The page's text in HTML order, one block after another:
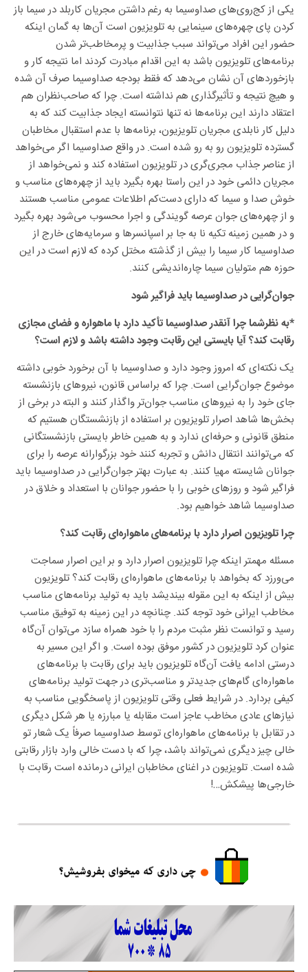
یکی از کج‌روی‌های صداوسیما به رغم داشتن مجریان کاربلد در سیما باز
کردن پای چهره‌های سینمایی به تلویزیون است آن‌ها به گمان اینکه
حضور این افراد می‌تواند سبب جذابیت و پرمخاطب‌تر شدن
برنامه‌های تلویزیون باشد به این اقدام مبادرت کردند اما نتیجه کار و
بازخوردهای آن نشان می‌دهد که فقط بودجه صداوسیما صرف آن شده
و هیچ نتیجه و تأثیرگذاری هم نداشته است. چرا که صاحب‌نظران هم
اعتقاد دارند این برنامه‌ها نه تنها نتوانسته ایجاد جذابیت کند که به
دلیل کار نابلدی مجریان تلویزیون، برنامه‌ها با عدم استقبال مخاطبان
گسترده تلویزیون رو به رو شده است. در واقع صداوسیما اگر می‌خواهد
از عناصر جذاب مجری‌گری در تلویزیون استفاده کند و نمی‌خواهد از
مجریان دائمی خود در این راستا بهره بگیرد باید از چهره‌های مناسب و
خوش صدا و سیما که دارای دست‌کم اطلاعات عمومی مناسب هستند
و از چهره‌های جوان عرصه گویندگی و اجرا محسوب می‌شود بهره بگیرد
و در همین زمینه تکیه نا به جا بر اسپانسرها و سرمایه‌های خارج از
صداوسیما کار سیما را بیش از گذشته مختل کرده که لازم است در این
حوزه هم متولیان سیما چاره‌اندیشی کنند.
جوان‌گرایی در صداوسیما باید فراگیر شود
*به نظرشما چرا آنقدر صداوسیما تأکید دارد با ماهواره و فضای مجازی
رقابت کند؟ آیا بایستی این رقابت وجود داشته باشد و لازم است؟
یک نکته‌ای که امروز وجود دارد و صداوسیما با آن برخورد خوبی داشته
موضوع جوان‌گرایی است. چرا که براساس قانون، نیروهای بازنشسته
جای خود را به نیروهای مناسب جوان‌تر واگذار کنند و البته در برخی از
بخش‌ها شاهد اصرار تلویزیون بر استفاده از بازنشستگان هستیم که
منطق قانونی و حرفه‌ای ندارد و به همین خاطر بایستی بازنشستگانی
که می‌توانند انتقال دانش و تجربه کنند خود بزرگوارانه عرصه را برای
جوانان شایسته مهیا کنند. به عبارت بهتر جوان‌گرایی در صداوسیما باید
فراگیر شود و روزهای خوبی را با حضور جوانان با استعداد و خلاق در
صداوسیما شاهد خواهیم بود.
چرا تلویزیون اصرار دارد با برنامه‌های ماهواره‌ای رقابت کند؟
مسئله مهمتر اینکه چرا تلویزیون اصرار دارد و بر این اصرار سماجت
می‌ورزد که بخواهد با برنامه‌های ماهواره‌ای رقابت کند؟ تلویزیون
بیش از اینکه به این مقوله بیندیشد باید به تولید برنامه‌های مناسب
مخاطب ایرانی خود توجه کند. چنانچه در این زمینه به توفیق مناسب
رسید و توانست نظر مثبت مردم را با خود همراه سازد می‌توان آن‌گاه
عنوان کرد تلویزیون در کشور موفق بوده است. و اگر این مسیر به
درستی ادامه یافت آن‌گاه تلویزیون باید برای رقابت با برنامه‌های
ماهواره‌ای گام‌های جدیدتر و مناسب‌تری در جهت تولید برنامه‌های
کیفی بردارد. در شرایط فعلی وقتی تلویزیون از پاسخگویی مناسب به
نیازهای عادی مخاطب عاجز است مقابله یا مبارزه یا هر شکل دیگری
در تقابل با برنامه‌های ماهواره‌ای توسط صداوسیما صرفاً یک شعار تو
خالی چیز دیگری نمی‌تواند باشد، چرا که با دست خالی وارد بازار رقابتی
شده است. تلویزیون در اغنای مخاطبان ایرانی درمانده است رقابت با
خارجی‌ها پیشکش…!